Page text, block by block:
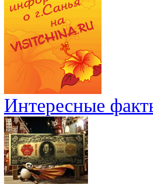
Интересные